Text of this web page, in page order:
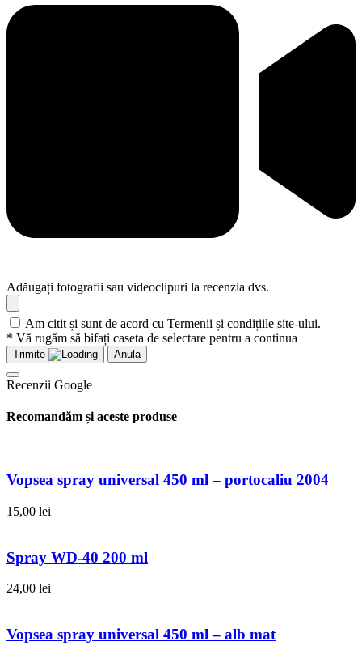
Adăugați fotografii sau videoclipuri la recenzia dvs.
Am citit și sunt de acord cu Termenii și condițiile site-ului.
* Vă rugăm să bifați caseta de selectare pentru a continua
Trimite Anula
Recenzii Google
Recomandăm și aceste produse
Vopsea spray universal 450 ml – portocaliu 2004
15,00 lei
Spray WD-40 200 ml
24,00 lei
Vopsea spray universal 450 ml – alb mat